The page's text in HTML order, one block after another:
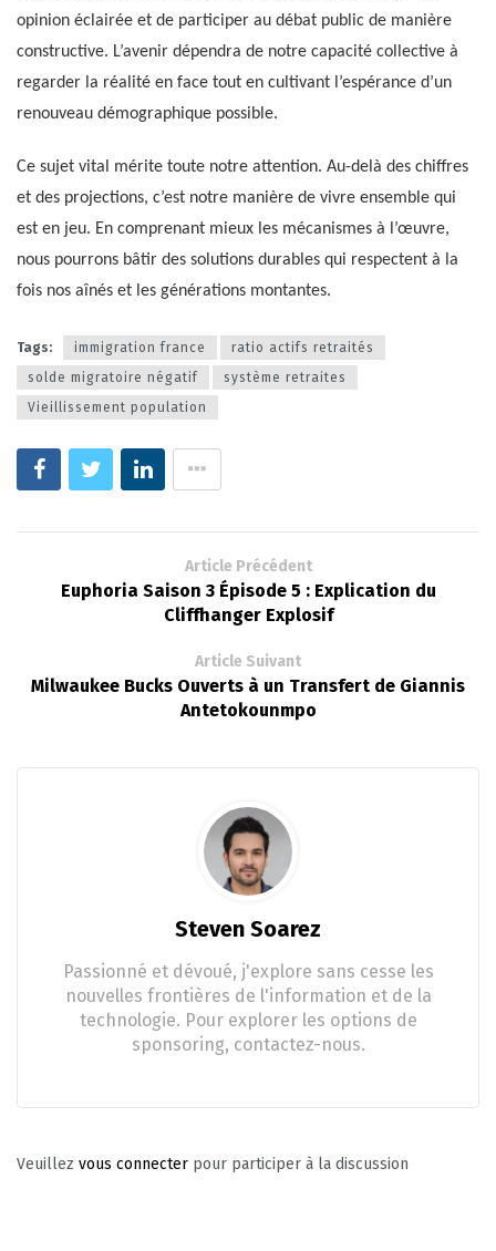
opinion éclairée et de participer au débat public de manière
constructive. L’avenir dépendra de notre capacité collective à
regarder la réalité en face tout en cultivant l’espérance d’un
renouveau démographique possible.
Ce sujet vital mérite toute notre attention. Au-delà des chiffres
et des projections, c’est notre manière de vivre ensemble qui
est en jeu. En comprenant mieux les mécanismes à l’œuvre,
nous pourrons bâtir des solutions durables qui respectent à la
fois nos aînés et les générations montantes.
Tags: immigration france
ratio actifs retraités
solde migratoire négatif
système retraites
Vieillissement population
Article Précédent
Euphoria Saison 3 Épisode 5 : Explication du
Cliffhanger Explosif
Article Suivant
Milwaukee Bucks Ouverts à un Transfert de Giannis
Antetokounmpo
Steven Soarez
Passionné et dévoué, j'explore sans cesse les
nouvelles frontières de l'information et de la
technologie. Pour explorer les options de
sponsoring, contactez-nous.
Veuillez vous connecter pour participer à la discussion